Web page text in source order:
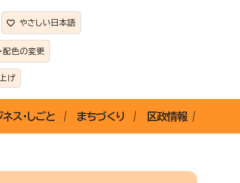
やさしい日本語
配色の変更
げ
ス・しごと まちづくり 区政情報